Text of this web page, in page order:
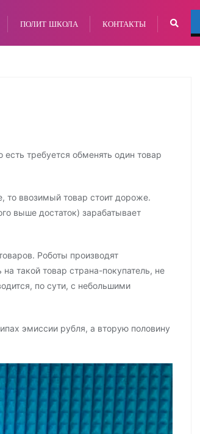
ПОЛИТ ШКОЛА КОНТАКТЫ
требуется обменять один товар
то ввозимый товар стоит дороже.
выше достаток) зарабатывает
Роботы производят
такой товар страна-покупатель, не
по сути, с небольшими
эмиссии рубля, а вторую половину